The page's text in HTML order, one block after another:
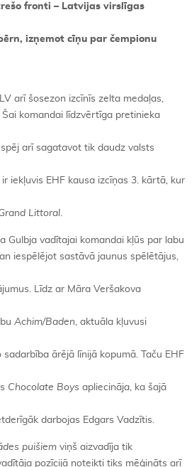
fronti – Latvijas virslīgas
izņemot cīņu par čempionu
arī šosezon izcīnīs zelta medaļas,
komandai līdzvērtīga pretinieka
arī sagatavot tik daudz valsts
iekļuvis EHF kausa izcīņas 3. kārtā, kur
Littoral
Gulbja vadītajai komandai kļūs par labu
iespēlējot sastāvā jaunus spēlētājus,
Līdz ar Māra Veršakova
Achim/Baden , aktuāla kļuvusi
ārējā līnijā kopumā. Taču EHF
Chocolate Boys apliecināja, ka šajā
darbojas Edgars Vadzītis.
puišiem viņš aizvadīja tik
pozīcijā noteikti tiks mēģināts arī